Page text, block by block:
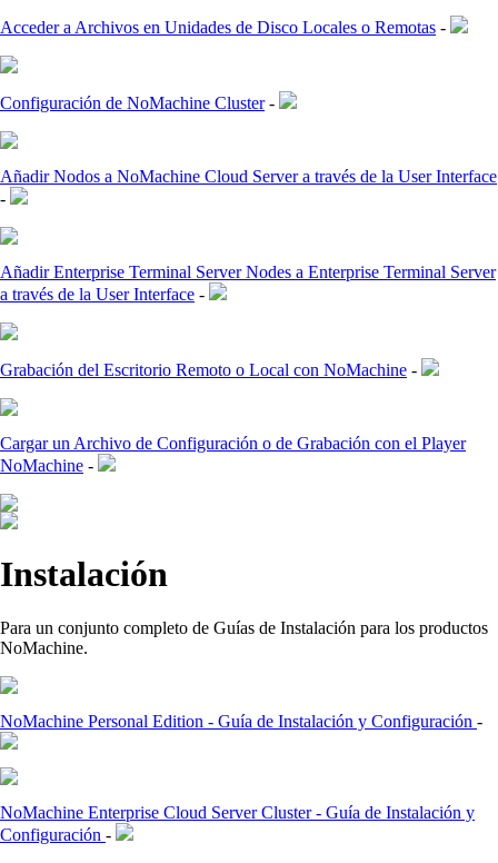
Acceder a Archivos en Unidades de Disco Locales o Remotas -
Configuración de NoMachine Cluster-
Añadir Nodos a NoMachine Cloud Server a través de la User Interface
-
Añadir Enterprise Terminal Server Nodes a Enterprise Terminal Server
a través de la User Interface -
Grabación del Escritorio Remoto o Local con NoMachine -
Cargar un Archivo de Configuración o de Grabación con el Player
NoMachine -
Instalación
Para un conjunto completo de Guías de Instalación para los productos
NoMachine.
NoMachine Personal Edition - Guía de Instalación y Configuración -
NoMachine Enterprise Cloud Server Cluster - Guía de Instalación y
Configuración -